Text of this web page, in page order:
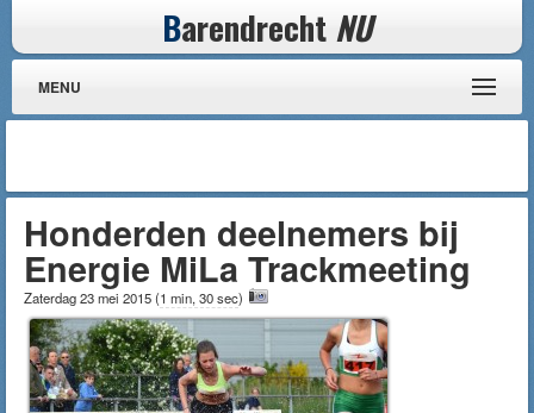
Barendrecht NU
MENU
Honderden deelnemers bij
Energie MiLa Trackmeeting
Zaterdag 23 mei 2015(1 min, 30 sec)